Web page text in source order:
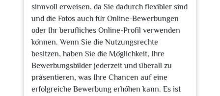
sinnvoll erweisen, da Sie dadurch flexibler sind
und die Fotos auch für Online-Bewerbungen
oder Ihr berufliches Online-Profil verwenden
können. Wenn Sie die Nutzungsrechte
besitzen, haben Sie die Möglichkeit, Ihre
Bewerbungsbilder jederzeit und überall zu
präsentieren, was Ihre Chancen auf eine
erfolgreiche Bewerbung erhöhen kann. Es ist